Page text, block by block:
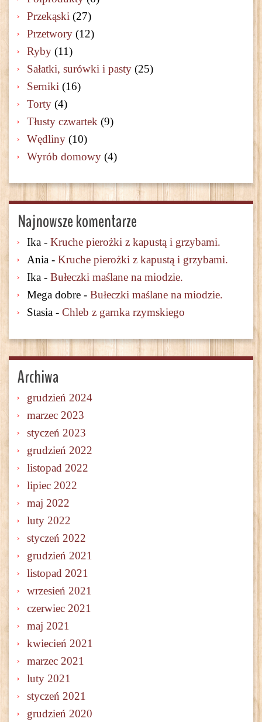
Przekąski (27)
Przetwory (12)
Ryby (11)
Sałatki, surówki i pasty (25)
Serniki (16)
Torty (4)
Tłusty czwartek (9)
Wędliny (10)
Wyrób domowy (4)
Najnowsze komentarze
Ika - Kruche pierożki z kapustą i grzybami.
Ania - Kruche pierożki z kapustą i grzybami.
Ika - Bułeczki maślane na miodzie.
Mega dobre - Bułeczki maślane na miodzie.
Stasia - Chleb z garnka rzymskiego
Archiwa
grudzień 2024
marzec 2023
styczeń 2023
grudzień 2022
listopad 2022
lipiec 2022
maj 2022
luty 2022
styczeń 2022
grudzień 2021
listopad 2021
wrzesień 2021
czerwiec 2021
maj 2021
kwiecień 2021
marzec 2021
luty 2021
styczeń 2021
grudzień 2020